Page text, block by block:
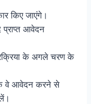
किए जाएंगे।
प्राप्त आवेदन
के अगले चरण के
कि वे आवेदन करने से